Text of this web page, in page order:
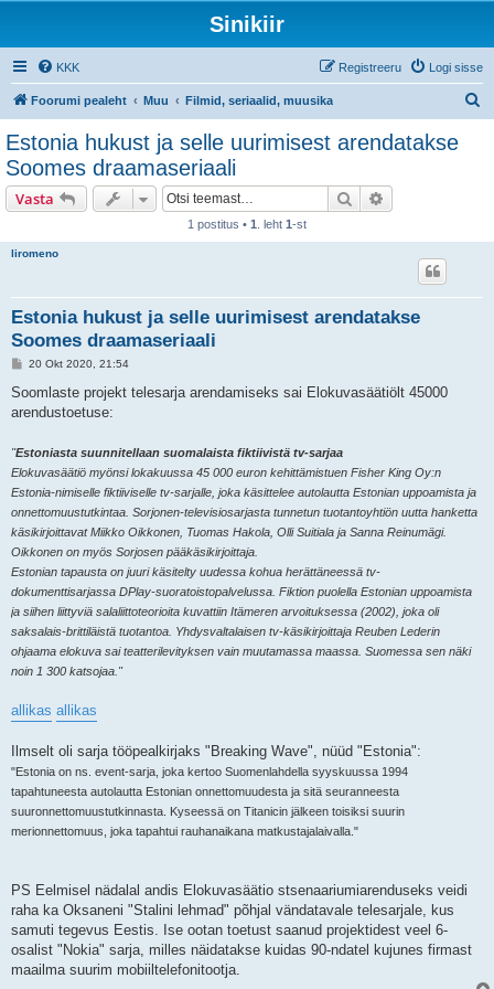
Sinikiir
KKK Logi sisse
Registreeru
Foorumi pealeht Muu Filmid, seriaalid, muusika
Estonia hukust ja selle uurimisest arendatakse
Soomes draamaseriaali
Vasta Otsi
1 postitus • 1 . leht 1-st
liromeno
Estonia hukust ja selle uurimisest arendatakse
Soomes draamaseriaali
P
s
i
s
20 Okt 2020, 21:54
Soomlaste projekt telesarja arendamiseks sai Elokuvasäätiölt 45000
arendustoetuse:
"Estoniasta suunnitellaan suomalaista fiktiivistä tv-sarjaa
Elokuvasäätiö myönsi lokakuussa 45 000 euron kehittämistuen Fisher King Oy:n
Estonia-nimiselle fiktiiviselle tv-sarjalle, joka käsittelee autolautta Estonian uppoamista ja
onnettomuustutkintaa. Sorjonen-televisiosarjasta tunnetun tuotantoyhtiön uutta hanketta
käsikirjoittavat Miikko Oikkonen, Tuomas Hakola, Olli Suitiala ja Sanna Reinumägi.
Oikkonen on myös Sorjosen pääkäsikirjoittaja.
Estonian tapausta on juuri käsitelty uudessa kohua herättäneessä tv-
dokumenttisarjassa DPlay-suoratoistopalvelussa. Fiktion puolella Estonian uppoamista
ja siihen liittyviä salaliittoteorioita kuvattiin Itämeren arvoituksessa (2002), joka oli
saksalais-brittiläistä tuotantoa. Yhdysvaltalaisen tv-käsikirjoittaja Reuben Lederin
ohjaama elokuva sai teatterilevityksen vain muutamassa maassa. Suomessa sen näki
noin 1 300 katsojaa."
allikas allikas
Ilmselt oli sarja tööpealkirjaks "Breaking Wave", nüüd "Estonia":
"Estonia on ns. event-sarja, joka kertoo Suomenlahdella syyskuussa 1994
tapahtuneesta autolautta Estonian onnettomuudesta ja sitä seuranneesta
suuronnettomuustutkinnasta. Kyseessä on Titanicin jälkeen toisiksi suurin
merionnettomuus, joka tapahtui rauhanaikana matkustajalaivalla."
PS Eelmisel nädalal andis Elokuvasäätio stsenaariumiarenduseks veidi
raha ka Oksaneni "Stalini lehmad" põhjal vändatavale telesarjale, kus
samuti tegevus Eestis. Ise ootan toetust saanud projektidest veel 6-
osalist "Nokia" sarja, milles näidatakse kuidas 90-ndatel kujunes firmast
maailma suurim mobiiltelefonitootja.